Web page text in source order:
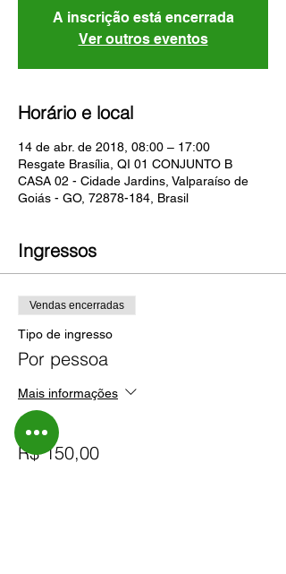
A inscrição está encerrada
Ver outros eventos
Horário e local
14 de abr. de 2018, 08:00 – 17:00
Resgate Brasília, QI 01 CONJUNTO B
CASA 02 - Cidade Jardins, Valparaíso de
Goiás - GO, 72878-184, Brasil
Ingressos
Vendas encerradas
Tipo de ingresso
Por pessoa
Mais informações
Preço
R$ 150,00